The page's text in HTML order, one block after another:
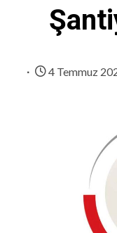
4 Temmuz